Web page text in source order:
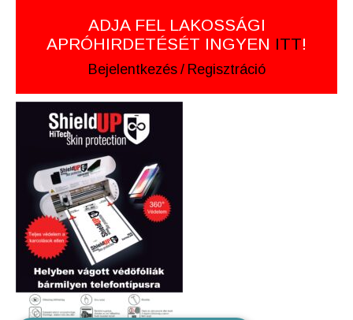
ADJA FEL LAKOSSÁGI
APRÓHIRDETÉSÉT INGYEN ITT!
Bejelentkezés / Regisztráció